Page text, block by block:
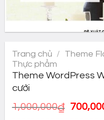
Trang chủ / Theme
Thực phẩm
Theme WordPress
cưới
1,000,000₫ Giá